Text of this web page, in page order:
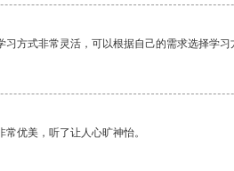
习方式非常灵活，可以根据自己的需求选择学习
常优美，听了让人心旷神怡。